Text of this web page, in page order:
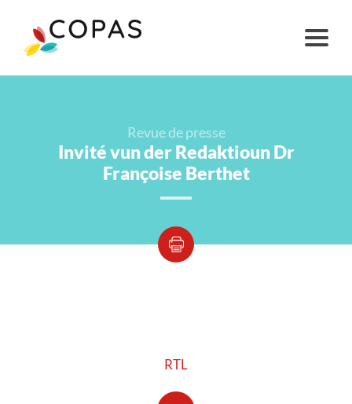
Revue de presse
Invité vun der Redaktioun Dr
Françoise Berthet
RTL